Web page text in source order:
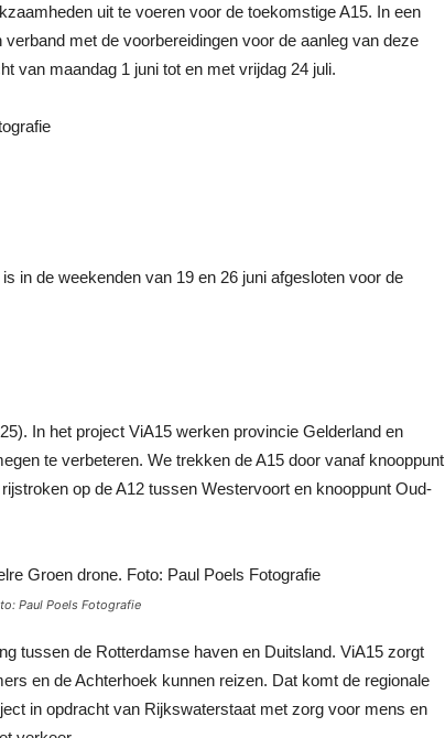
uit te voeren voor de toekomstige A15. In een
met de voorbereidingen voor de aanleg van deze
van maandag 1 juni tot en met vrijdag 24 juli.
in de weekenden van 19 en 26 juni afgesloten voor de
In het project ViA15 werken provincie Gelderland en
te verbeteren. We trekken de A15 door vanaf knooppunt
op de A12 tussen Westervoort en knooppunt Oud-
Paul Poels Fotografie
tussen de Rotterdamse haven en Duitsland. ViA15 zorgt
en de Achterhoek kunnen reizen. Dat komt de regionale
in opdracht van Rijkswaterstaat met zorg voor mens en